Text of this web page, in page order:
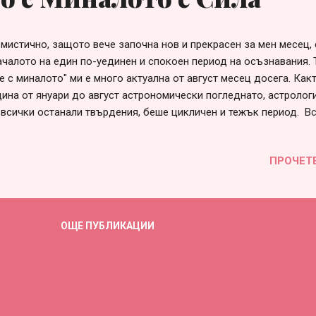
защото вече започна нов и прекрасен за мен месец,
на един по-уединен и спокоен период на осъзнавания.
с миналото" ми е много актуална от август месец досега.
от януари до август астрономически погледнато,
останали твърдения, беше цикличен и тежък период.
Тя е изрисувана от Салвадор Дали , който е първият
споменавам тази карта? От петте чаши всъщност 3 са
разсипани, но остават 2 чаши, които все още са пълни с
ОЩЕ ПУБЛИКАЦИИ